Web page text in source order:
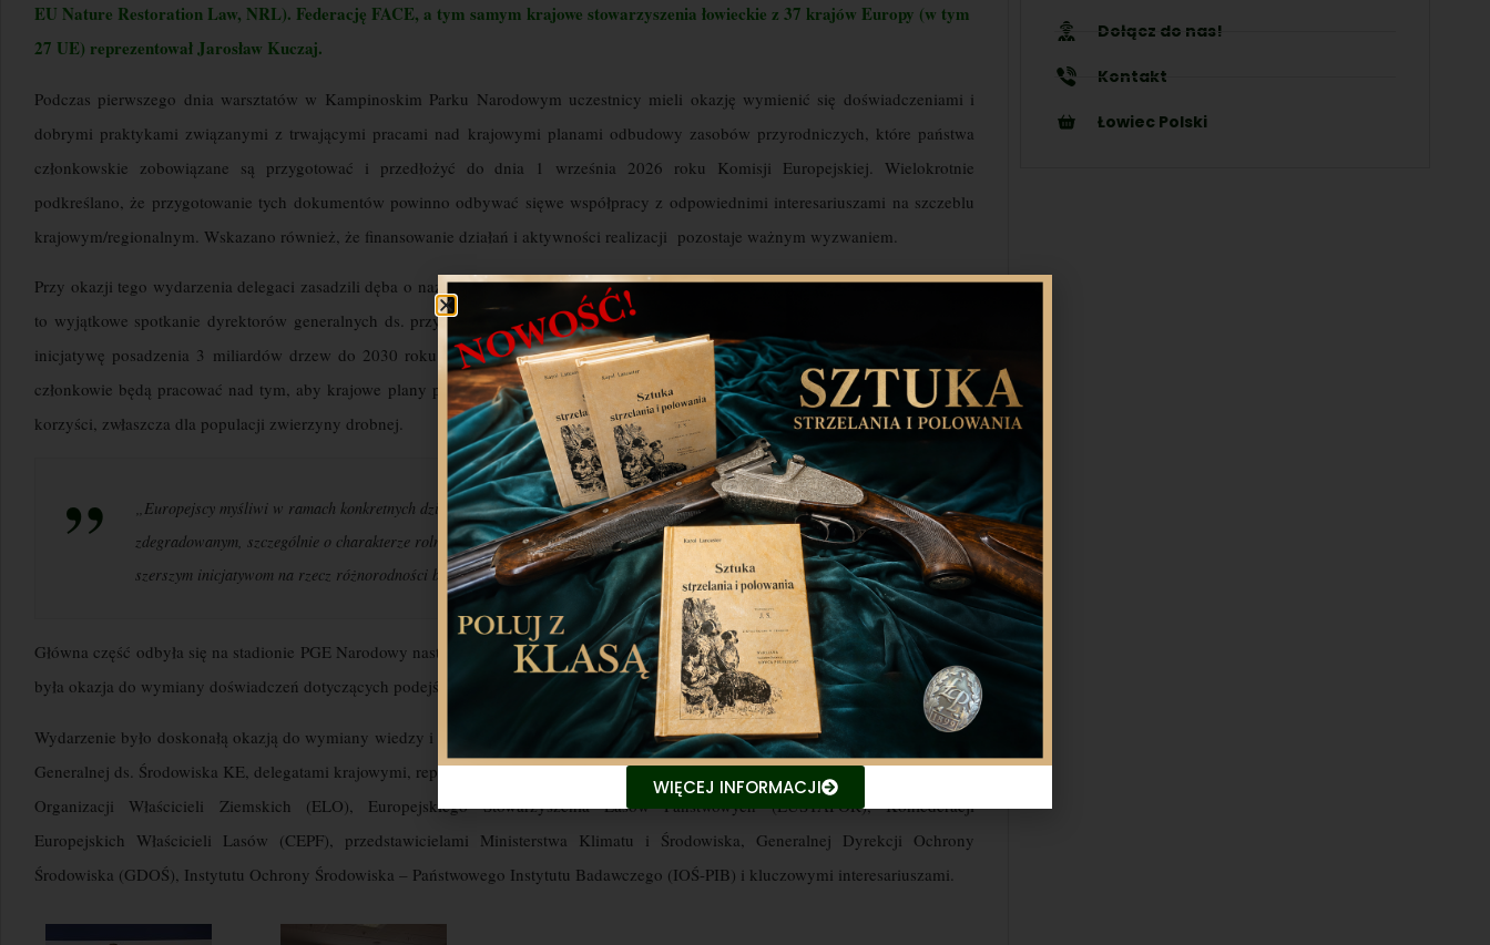
EU Nature Restoration Law, NRL). Federację FACE, a tym samym krajowe stowarzyszenia łowieckie z 37 krajów Europy (w tym
27 UE) reprezentował Jarosław Kuczaj.
Podczas pierwszego dnia warsztatów w Kampinoskim Parku Narodowym uczestnicy mieli okazję wymienić się doświadczeniami i
dobrymi praktykami związanymi z trwającymi pracami nad krajowymi planami odbudowy zasobów przyrodniczych, które państwa
członkowskie zobowiązane są przygotować i przedłożyć do dnia 1 września 2026 roku Komisji Europejskiej. Wielokrotnie
podkreślano, że przygotowanie tych dokumentów powinno odbywać sięwe współpracy z odpowiednimi interesariuszami na szczeblu
krajowym/regionalnym. Wskazano również, że finansowanie działań i aktywności realizacji pozostaje ważnym wyzwaniem.
Przy okazji tego wydarzenia delegaci zasadzili dęba o nazwie „Przywracanie przyrody” (z ang. „Nature Restoration”), aby upamiętnić
to wyjątkowe spotkanie dyrektorów generalnych ds. przyrody i trwającą polską prezydencję w Radzie UE, symbolicznie wspierając
inicjatywę posadzenia 3 miliardów drzew do 2030 roku określoną w Strategii UE na rzecz różnorodności biologicznej.
członkowie będą pracować nad tym, aby krajowe plany przywracania zdegradowanych zasobów przyrodniczych przyniosły znaczące
korzyści, zwłaszcza dla populacji zwierzyny drobnej.
„Europejscy myśliwi w ramach konkretnych działań na rzecz przywracania wartości użytkowych i przyrodniczych siedliskom
zdegradowanym, szczególnie o charakterze rolniczym niezbędnych do egzystencji dla zwierzyny drobnej, wzmacniają korzyści
szerszym inicjatywom na rzecz różnorodności biologicznej”– podkreślał na spotkaniu Jarosław Kuczaj.
Główna część odbyła się na stadionie PGE Narodowy następnego dnia wrazz dyrektorami generalnymi ds. leśnictwa, podczas którego
była okazja do wymiany doświadczeń dotyczących podejść do wdrażania NRL w ekosystemach miejskichi leśnych.
Wydarzenie było doskonałą okazją do wymiany wiedzy i dobrych praktyk pomiędzy przedstawicielami Komisji Europejskiej, Dyrekcji
Generalnej ds. Środowiska KE, delegatami krajowymi, reprezentantami Międzynarodowej Unii Ochrony Przyrody (IUCN), Europejskiej
Organizacji Właścicieli Ziemskich (ELO), Europejskiego Stowarzyszenia Lasów Państwowych (EUSTAFOR), Konfederacji
Europejskich Właścicieli Lasów (CEPF), przedstawicielami Ministerstwa Klimatu i Środowiska, Generalnej Dyrekcji Ochrony
Środowiska (GDOŚ), Instytutu Ochrony Środowiska – Państwowego Instytutu Badawczego (IOŚ-PIB) i kluczowymi interesariuszami.
Dołącz do nas!
Kontakt
Łowiec Polski
WIĘCEJ INFORMACJI